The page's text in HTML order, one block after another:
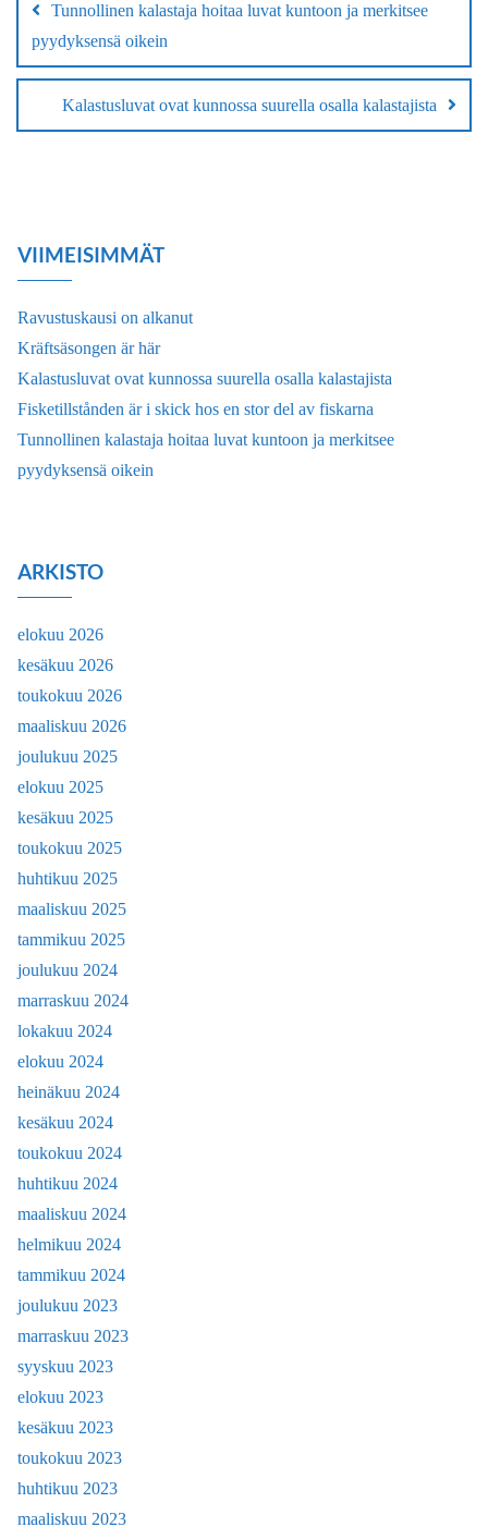
Tunnollinen kalastaja hoitaa luvat kuntoon ja merkitsee
pyydyksensä oikein
Kalastusluvat ovat kunnossa suurella osalla kalastajista
VIIMEISIMMÄT
Ravustuskausi on alkanut
Kräftsäsongen är här
Kalastusluvat ovat kunnossa suurella osalla kalastajista
Fisketillstånden är i skick hos en stor del av fiskarna
Tunnollinen kalastaja hoitaa luvat kuntoon ja merkitsee
pyydyksensä oikein
ARKISTO
elokuu 2026
kesäkuu 2026
toukokuu 2026
maaliskuu 2026
joulukuu 2025
elokuu 2025
kesäkuu 2025
toukokuu 2025
huhtikuu 2025
maaliskuu 2025
tammikuu 2025
joulukuu 2024
marraskuu 2024
lokakuu 2024
elokuu 2024
heinäkuu 2024
kesäkuu 2024
toukokuu 2024
huhtikuu 2024
maaliskuu 2024
helmikuu 2024
tammikuu 2024
joulukuu 2023
marraskuu 2023
syyskuu 2023
elokuu 2023
kesäkuu 2023
toukokuu 2023
huhtikuu 2023
maaliskuu 2023